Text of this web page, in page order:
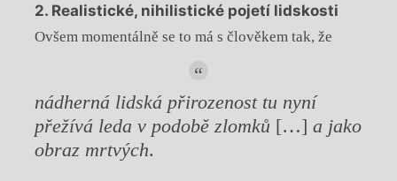
2. Realistické, nihilistické pojetí lidskosti
Ovšem momentálně se to má s člověkem tak, že
nádherná lidská přirozenost tu nyní
přežívá leda v podobě zlomků […] a jako
obraz mrtvých.